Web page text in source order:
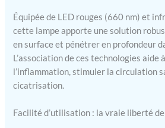
Équipée de LED rouges (660 nm) et
cette lampe apporte une solution
en surface et pénétrer en profondeur
L’association de ces technologies aide
l’inflammation, stimuler la circulation
cicatrisation.
Facilité d’utilisation : la vraie liberté